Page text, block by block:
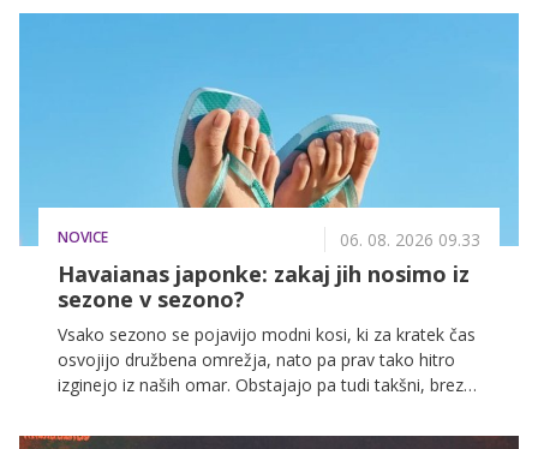
ki združujejo udobje in eleganco. Nekaj najlepših
NOVICE 06. 08. 2026 09.33
Havaianas japonke: zakaj jih nosimo iz
sezone v sezono?
Vsako sezono se pojavijo modni kosi, ki za kratek čas
osvojijo družbena omrežja, nato pa prav tako hitro
izginejo iz naših omar. Obstajajo pa tudi takšni, brez
ne glede na trende.